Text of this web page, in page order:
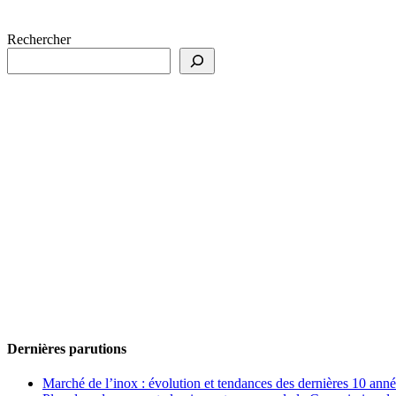
Rechercher
Dernières parutions
Marché de l’inox : évolution et tendances des dernières 10